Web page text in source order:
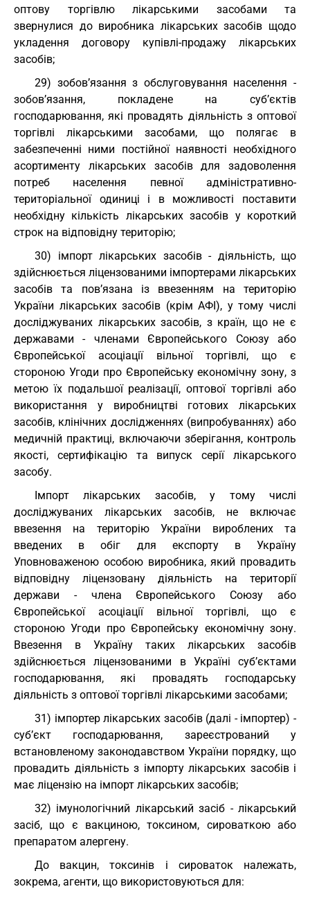
оптову торгівлю лікарськими засобами та
звернулися до виробника лікарських засобів щодо
укладення договору купівлі-продажу лікарських
засобів;
29) зобов’язання з обслуговування населення -
зобов’язання, покладене на суб’єктів
господарювання, які провадять діяльність з оптової
торгівлі лікарськими засобами, що полягає в
забезпеченні ними постійної наявності необхідного
асортименту лікарських засобів для задоволення
потреб населення певної адміністративно-
територіальної одиниці і в можливості поставити
необхідну кількість лікарських засобів у короткий
строк на відповідну територію;
30) імпорт лікарських засобів - діяльність, що
здійснюється ліцензованими імпортерами лікарських
засобів та пов’язана із ввезенням на територію
України лікарських засобів (крім АФІ), у тому числі
досліджуваних лікарських засобів, з країн, що не є
державами - членами Європейського Союзу або
Європейської асоціації вільної торгівлі, що є
стороною Угоди про Європейську економічну зону, з
метою їх подальшої реалізації, оптової торгівлі або
використання у виробництві готових лікарських
засобів, клінічних дослідженнях (випробуваннях) або
медичній практиці, включаючи зберігання, контроль
якості, сертифікацію та випуск серії лікарського
засобу.
Імпорт лікарських засобів, у тому числі
досліджуваних лікарських засобів, не включає
ввезення на територію України вироблених та
введених в обіг для експорту в Україну
Уповноваженою особою виробника, який провадить
відповідну ліцензовану діяльність на території
держави - члена Європейського Союзу або
Європейської асоціації вільної торгівлі, що є
стороною Угоди про Європейську економічну зону.
Ввезення в Україну таких лікарських засобів
здійснюється ліцензованими в Україні суб’єктами
господарювання, які провадять господарську
діяльність з оптової торгівлі лікарськими засобами;
31) імпортер лікарських засобів (далі - імпортер) -
суб’єкт господарювання, зареєстрований у
встановленому законодавством України порядку, що
провадить діяльність з імпорту лікарських засобів і
має ліцензію на імпорт лікарських засобів;
32) імунологічний лікарський засіб - лікарський
засіб, що є вакциною, токсином, сироваткою або
препаратом алергену.
До вакцин, токсинів і сироваток належать,
зокрема, агенти, що використовуються для: